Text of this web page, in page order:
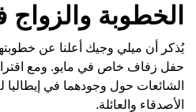
الخطوبة
حفل زفاف خاص في مايو. ومع
الشائعات حول وجودهما في إيطاليا
الأصدقاء والعائلة.